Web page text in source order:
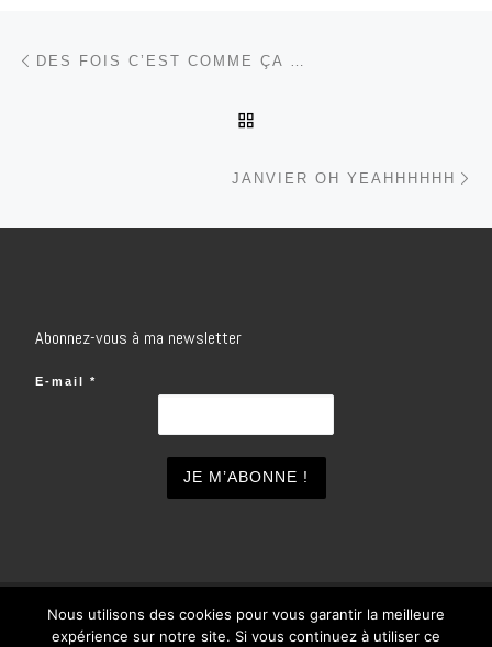
Parcourir les articles
DES FOIS C’EST COMME ÇA …
JANVIER OH YEAHHHHHH
Abonnez-vous à ma newsletter
E-mail *
© 2026inSOlo– Tous droits réservés
Nous utilisons des cookies pour vous garantir la meilleure
expérience sur notre site. Si vous continuez à utiliser ce